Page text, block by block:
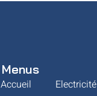
Menus
Accueil
Electricité